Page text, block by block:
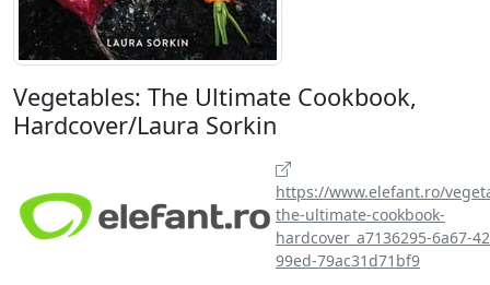
Vegetables: The Ultimate Cookbook,
Hardcover/Laura Sorkin
https://www.elefant.ro/
the-ultimate-cookbook-
hardcover_a7136295-6a67-
99ed-79ac31d71bf9